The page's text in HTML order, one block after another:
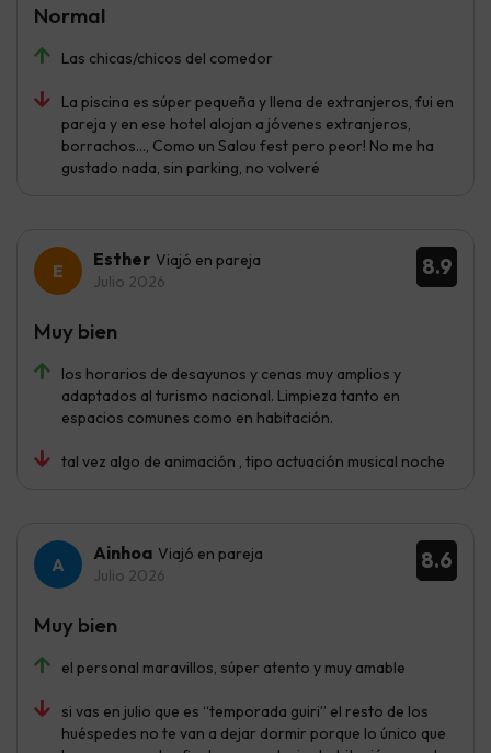
Las chicas/chicos del comedor
La piscina es súper pequeña y llena de extranjeros, fui en
pareja y en ese hotel alojan a jóvenes extranjeros,
borrachos…, Como un Salou fest pero peor! No me ha
gustado nada, sin parking, no volveré
Normal
8.9
Esther Viajó en pareja
Julio 2026
los horarios de desayunos y cenas muy amplios y
adaptados al turismo nacional. Limpieza tanto en
espacios comunes como en habitación.
tal vez algo de animación , tipo actuación musical noche
Muy bien
8.6
Ainhoa Viajó en pareja
Julio 2026
el personal maravillos, súper atento y muy amable
si vas en julio que es “temporada guiri” el resto de los
huéspedes no te van a dejar dormir porque lo único que
Muy bien